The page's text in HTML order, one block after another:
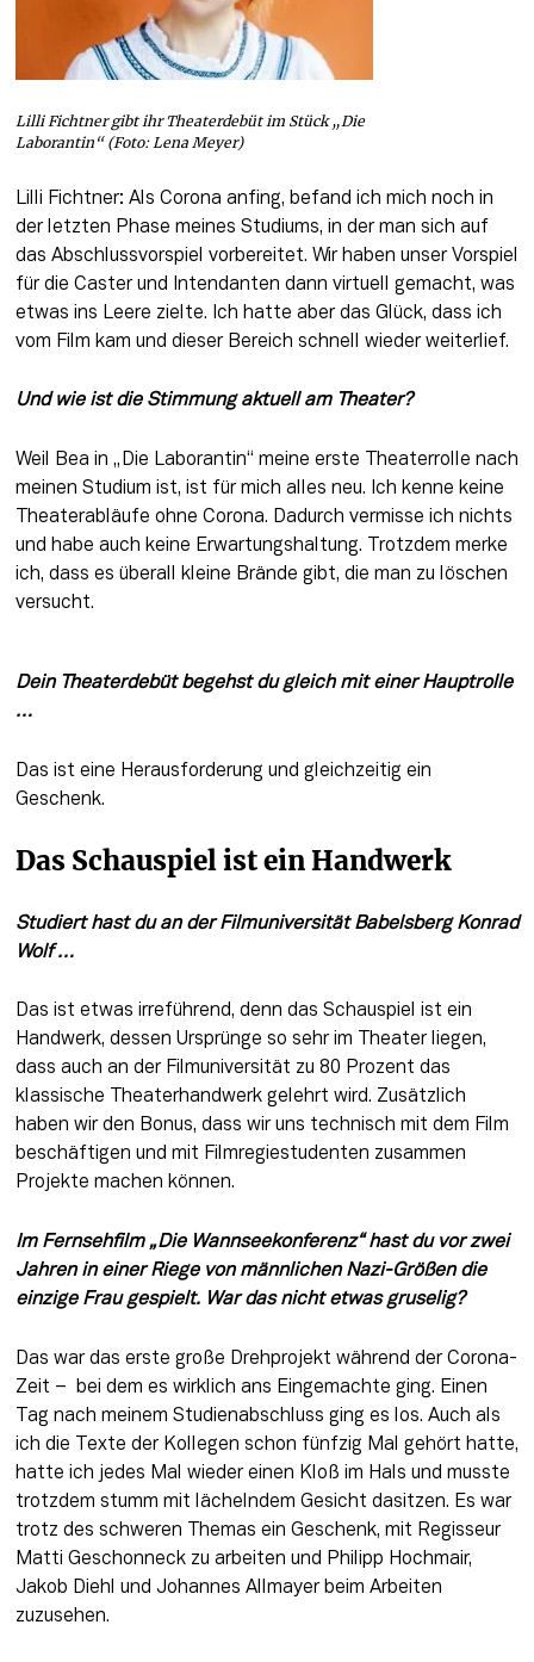
Lilli Fichtner gibt ihr Theaterdebüt im Stück „Die
Laborantin“ (Foto: Lena Meyer)
Lilli Fichtner: Als Corona anfing, befand ich mich noch in
der letzten Phase meines Studiums, in der man sich auf
das Abschlussvorspiel vorbereitet. Wir haben unser Vorspiel
für die Caster und Intendanten dann virtuell gemacht, was
etwas ins Leere zielte. Ich hatte aber das Glück, dass ich
vom Film kam und dieser Bereich schnell wieder weiterlief.
Und wie ist die Stimmung aktuell am Theater?
Weil Bea in „Die Laborantin“ meine erste Theaterrolle nach
meinen Studium ist, ist für mich alles neu. Ich kenne keine
Theaterabläufe ohne Corona. Dadurch vermisse ich nichts
und habe auch keine Erwartungshaltung. Trotzdem merke
ich, dass es überall kleine Brände gibt, die man zu löschen
versucht.
Dein Theaterdebüt begehst du gleich mit einer Hauptrolle
…
Das ist eine Herausforderung und gleichzeitig ein
Geschenk.
Das Schauspiel ist ein Handwerk
Studiert hast du an der Filmuniversität Babelsberg Konrad
Wolf …
Das ist etwas irreführend, denn das Schauspiel ist ein
Handwerk, dessen Ursprünge so sehr im Theater liegen,
dass auch an der Filmuniversität zu 80 Prozent das
klassische Theaterhandwerk gelehrt wird. Zusätzlich
haben wir den Bonus, dass wir uns technisch mit dem Film
beschäftigen und mit Filmregiestudenten zusammen
Projekte machen können.
Im Fernsehfilm „Die Wannseekonferenz“ hast du vor zwei
Jahren in einer Riege von männlichen Nazi-Größen die
einzige Frau gespielt. War das nicht etwas gruselig?
Das war das erste große Drehprojekt während der Corona-
Zeit –  bei dem es wirklich ans Eingemachte ging. Einen
Tag nach meinem Studienabschluss ging es los. Auch als
ich die Texte der Kollegen schon fünfzig Mal gehört hatte,
hatte ich jedes Mal wieder einen Kloß im Hals und musste
trotzdem stumm mit lächelndem Gesicht dasitzen. Es war
trotz des schweren Themas ein Geschenk, mit Regisseur
Matti Geschonneck zu arbeiten und Philipp Hochmair,
Jakob Diehl und Johannes Allmayer beim Arbeiten
zuzusehen.